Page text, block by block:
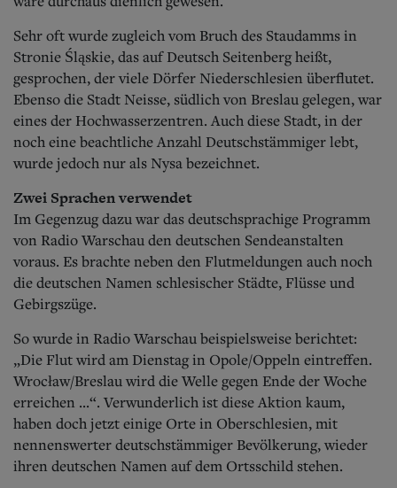
Datenschutz
Sehr oft wurde zugleich vom Bruch des Staudamms in
Stronie Śląskie, das auf Deutsch Seitenberg heißt,
gesprochen, der viele Dörfer Niederschlesien überflutet.
Ebenso die Stadt Neisse, südlich von Breslau gelegen, war
eines der Hochwasserzentren. Auch diese Stadt, in der
noch eine beachtliche Anzahl Deutschstämmiger lebt,
wurde jedoch nur als Nysa bezeichnet.
Zwei Sprachen verwendet
Im Gegenzug dazu war das deutschsprachige Programm
von Radio Warschau den deutschen Sendeanstalten
voraus. Es brachte neben den Flutmeldungen auch noch
die deutschen Namen schlesischer Städte, Flüsse und
Gebirgszüge.
So wurde in Radio Warschau beispielsweise berichtet:
„Die Flut wird am Dienstag in Opole/Oppeln eintreffen.
Wrocław/Breslau wird die Welle gegen Ende der Woche
erreichen ...“. Verwunderlich ist diese Aktion kaum,
haben doch jetzt einige Orte in Oberschlesien, mit
nennenswerter deutschstämmiger Bevölkerung, wieder
ihren deutschen Namen auf dem Ortsschild stehen.